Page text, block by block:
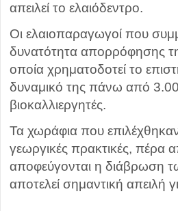
απειλεί το ελαιόδεντρο.
Οι ελαιοπαραγωγοί που
δυνατότητα απορρόφησης
οποία χρηματοδοτεί το
δυναμικό της πάνω από
βιοκαλλιεργητές.
Τα χωράφια που επιλέχθηκαν
γεωργικές πρακτικές, πέρα
αποφεύγονται η διάβρωση
αποτελεί σημαντική απειλή